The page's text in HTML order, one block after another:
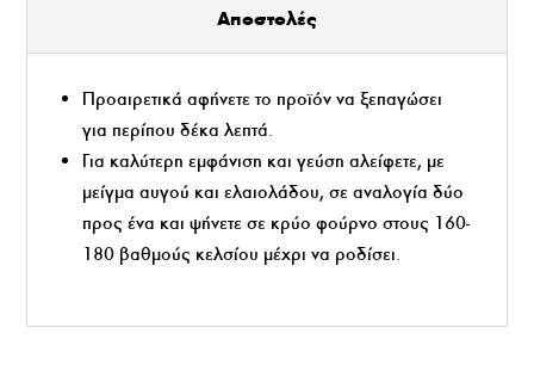
Αποστολές
Προαιρετικά αφήνετε το προϊόν να ξεπαγώσει
για περίπου δέκα λεπτά.
Για καλύτερη εμφάνιση και γεύση αλείφετε, με
μείγμα αυγού και ελαιολάδου, σε αναλογία δύο
προς ένα και ψήνετε σε κρύο φούρνο στους 160-
180 βαθμούς κελσίου μέχρι να ροδίσει.